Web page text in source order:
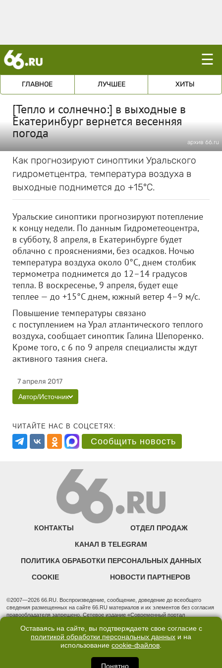
☰
ГЛАВНОЕ ЛУЧШЕЕ ХИТЫ
[Тепло и солнечно:] в выходные в
Екатеринбург вернется весенняя
погода
архив 66.ru
Как прогнозируют синоптики Уральского
гидрометцентра, температура воздуха в
выходные поднимется до +15°C.
Уральские синоптики прогнозируют потепление
к концу недели. По данным Гидрометеоцентра,
в субботу, 8 апреля, в Екатеринбурге будет
облачно с прояснениями, без осадков. Ночью
температура воздуха около 0°C, днем столбик
термометра поднимется до 12–14 градусов
тепла. В воскресенье, 9 апреля, будет еще
теплее — до +15°C днем, южный ветер 4–9 м/с.
Повышение температуры связано
с поступлением на Урал атлантического теплого
воздуха, сообщает синоптик Галина Шепоренко.
Кроме того, с 6 по 9 апреля специалисты ждут
активного таяния снега.
7 апреля 2017
Автор/Источник
ЧИТАЙТЕ НАС В СОЦСЕТЯХ:
Сообщить новость
КОНТАКТЫ ОТДЕЛ ПРОДАЖ
КАНАЛ В TELEGRAM
ПОЛИТИКА ОБРАБОТКИ ПЕРСОНАЛЬНЫХ ДАННЫХ
COOKIE НОВОСТИ ПАРТНЕРОВ
©2007—2026 66.RU. Воспроизведение, сообщение, доведение до всеобщего
сведения размещенных на сайте 66.RU материалов и их элементов без согласия
правообладателя запрещено. Сетевое издание «Современный портал
надзору в сфере связи, информационных технологий и массовых коммуникаций
(Роскомнадзор). Регистрационный номер ЭЛ № ФС 77 - 76634 от 02.09.2019
Учредитель: Общество с ограниченной ответственностью "66.ру". Юридический
3, оф. 7015 Фактический адрес редакции и отдела продаж: 620014, Свердловская
Оставаясь на сайте, вы подтверждаете свое согласие с
политикой обработки персональных данных и на
использование cookie-файлов.
Понятно